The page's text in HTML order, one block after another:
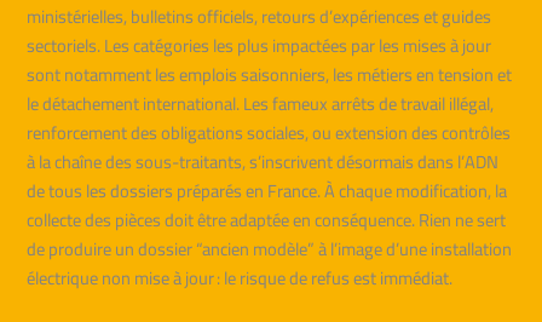
ministérielles, bulletins officiels, retours d’expériences et guides
sectoriels. Les catégories les plus impactées par les mises à jour
sont notamment les emplois saisonniers, les métiers en tension et
le détachement international. Les fameux arrêts de travail illégal,
renforcement des obligations sociales, ou extension des contrôles
à la chaîne des sous-traitants, s’inscrivent désormais dans l’ADN
de tous les dossiers préparés en France. À chaque modification, la
collecte des pièces doit être adaptée en conséquence. Rien ne sert
de produire un dossier “ancien modèle” à l’image d’une installation
électrique non mise à jour : le risque de refus est immédiat.